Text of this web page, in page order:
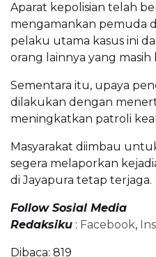
Aparat kepolisian telah
mengamankan pemuda
pelaku utama kasus ini
orang lainnya yang masih
Sementara itu, upaya
dilakukan dengan
meningkatkan patroli
Masyarakat diimbau
segera melaporkan
di Jayapura tetap terjaga.
Follow Sosial Media
Redaksiku : Facebook,
Dibaca: 819